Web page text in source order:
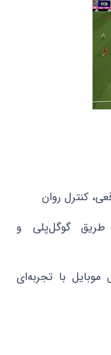
کنترل روان
گوگل‌پلی و
موبایل با تجربه‌ای